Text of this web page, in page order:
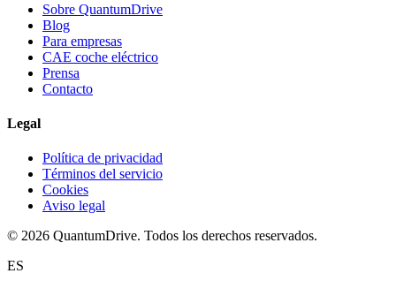
Sobre QuantumDrive
Blog
Para empresas
CAE coche eléctrico
Prensa
Contacto
Legal
Política de privacidad
Términos del servicio
Cookies
Aviso legal
© 2026 QuantumDrive. Todos los derechos reservados.
ES